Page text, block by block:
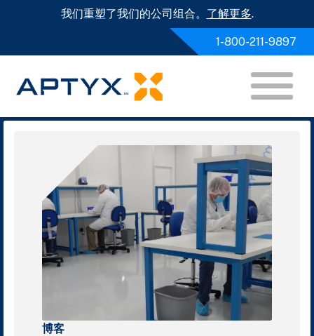
我们重塑了我们的公司组合。 了解更多.
1-800-211-9897
博客